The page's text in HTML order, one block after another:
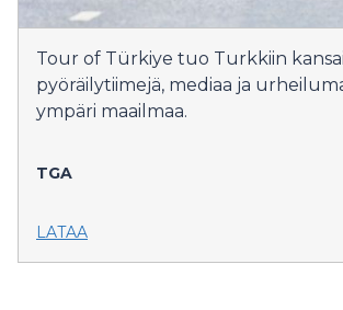
Tour of Türkiye tuo Turkkiin
pyöräilytiimejä, mediaa ja
ympäri maailmaa.
TGA
LATAA